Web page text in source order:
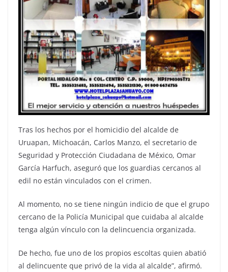
Tras los hechos por el homicidio del alcalde de
Uruapan, Michoacán, Carlos Manzo, el secretario de
Seguridad y Protección Ciudadana de México, Omar
García Harfuch, aseguró que los guardias cercanos al
edil no están vinculados con el crimen.
Al momento, no se tiene ningún indicio de que el grupo
cercano de la Policía Municipal que cuidaba al alcalde
tenga algún vínculo con la delincuencia organizada.
De hecho, fue uno de los propios escoltas quien abatió
al delincuente que privó de la vida al alcalde”, afirmó.